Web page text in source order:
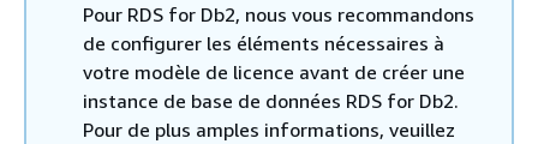
Pour RDS for Db2, nous vous recommandons
de configurer les éléments nécessaires à
votre modèle de licence avant de créer une
instance de base de données RDS for Db2.
Pour de plus amples informations, veuillez